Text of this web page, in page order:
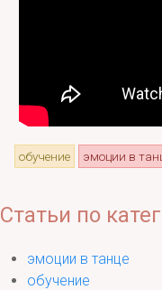
обучение эмоции в
Статьи по
эмоции в танце
обучение